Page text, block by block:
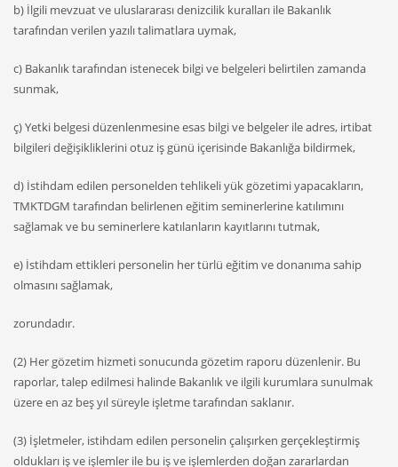
b) İlgili mevzuat ve uluslararası denizcilik kuralları ile Bakanlık
tarafından verilen yazılı talimatlara uymak,
c) Bakanlık tarafından istenecek bilgi ve belgeleri belirtilen zamanda
sunmak,
ç) Yetki belgesi düzenlenmesine esas bilgi ve belgeler ile adres, irtibat
bilgileri değişikliklerini otuz iş günü içerisinde Bakanlığa bildirmek,
d) İstihdam edilen personelden tehlikeli yük gözetimi yapacakların,
TMKTDGM tarafından belirlenen eğitim seminerlerine katılımını
sağlamak ve bu seminerlere katılanların kayıtlarını tutmak,
e) İstihdam ettikleri personelin her türlü eğitim ve donanıma sahip
olmasını sağlamak,
zorundadır.
(2) Her gözetim hizmeti sonucunda gözetim raporu düzenlenir. Bu
raporlar, talep edilmesi halinde Bakanlık ve ilgili kurumlara sunulmak
üzere en az beş yıl süreyle işletme tarafından saklanır.
(3) İşletmeler, istihdam edilen personelin çalışırken gerçekleştirmiş
oldukları iş ve işlemler ile bu iş ve işlemlerden doğan zararlardan